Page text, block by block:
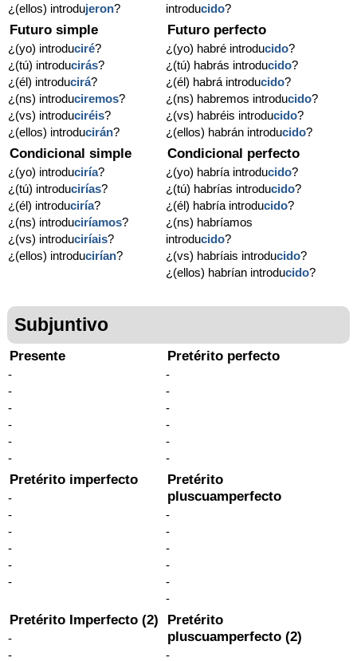
¿(ellos) introdujeron?
introducido?
Futuro simple
¿(yo) introduciré?
¿(tú) introducirás?
¿(él) introducirá?
¿(ns) introduciremos?
¿(vs) introduciréis?
¿(ellos) introducirán?
Futuro perfecto
¿(yo) habré introducido?
¿(tú) habrás introducido?
¿(él) habrá introducido?
¿(ns) habremos introducido?
¿(vs) habréis introducido?
¿(ellos) habrán introducido?
Condicional simple
¿(yo) introduciría?
¿(tú) introducirías?
¿(él) introduciría?
¿(ns) introduciríamos?
¿(vs) introduciríais?
¿(ellos) introducirían?
Condicional perfecto
¿(yo) habría introducido?
¿(tú) habrías introducido?
¿(él) habría introducido?
¿(ns) habríamos
introducido?
¿(vs) habríais introducido?
¿(ellos) habrían introducido?
Subjuntivo
Presente
-
-
-
-
-
-
Pretérito perfecto
-
-
-
-
-
-
Pretérito imperfecto
-
-
-
-
-
-
Pretérito
pluscuamperfecto
-
-
-
-
-
-
Pretérito Imperfecto (2)
-
-
Pretérito
pluscuamperfecto (2)
-